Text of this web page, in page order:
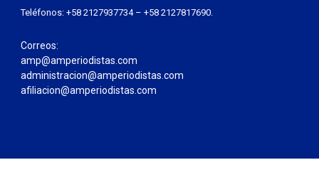
Teléfonos: +58 2127937734 – +58 2127817690.
Correos:
amp@amperiodistas.com
administracion@amperiodistas.com
afiliacion@amperiodistas.com